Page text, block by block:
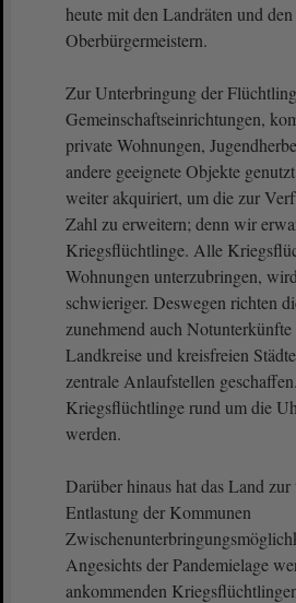
heute mit den Landräten und den
Oberbürgermeistern.
Zur Unterbringung der
Gemeinschaftseinrichtungen,
private Wohnungen,
andere geeignete Objekte
weiter akquiriert, um die zur
Zahl zu erweitern; denn wir
Kriegsflüchtlinge. Alle
Wohnungen unterzubringen,
schwieriger. Deswegen richten
zunehmend auch
Landkreise und kreisfreien
zentrale Anlaufstellen
Kriegsflüchtlinge rund um die
werden.
Darüber hinaus hat das Land zur
Entlastung der Kommunen
Angesichts der Pandemielage
ankommenden